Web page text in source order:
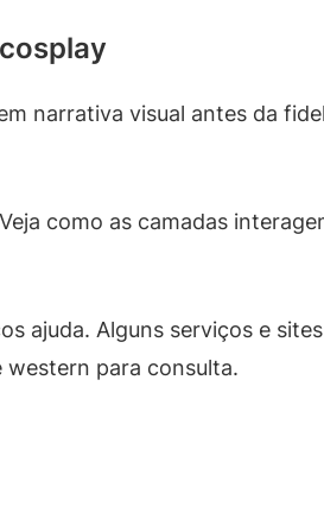
narrativa visual antes da
como as camadas
ajuda. Alguns serviços e
para consulta.